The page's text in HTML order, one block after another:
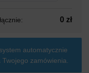
0 zł
automatycznie
Twojego zamówienia.